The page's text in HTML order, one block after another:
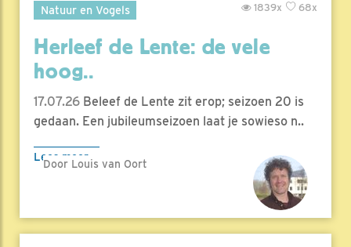
Natuur en Vogels 68x
1839x
Herleef de Lente: de vele
hoog..
17.07.26 Beleef de Lente zit erop; seizoen 20 is
gedaan. Een jubileumseizoen laat je sowieso n..
Lees meer
Door Louis van Oort